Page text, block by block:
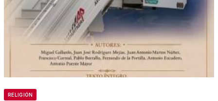
RELIGIÓN